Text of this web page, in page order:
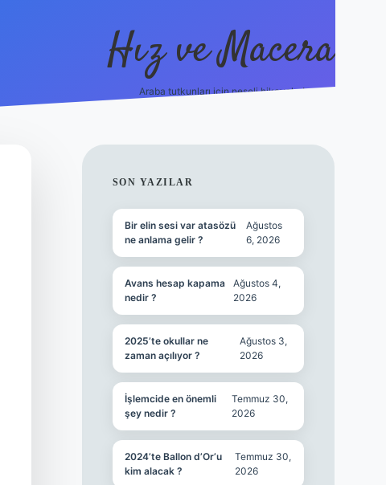
Hız ve Macera
Araba tutkunları için neşeli hikayeler!
SIDEBAR
SON YAZILAR
Bir elin sesi var atasözü
ne anlama gelir ?
Ağustos
6, 2026
Avans hesap kapama
nedir ?
Ağustos 4,
2026
2025’te okullar ne
zaman açılıyor ?
Ağustos 3,
2026
İşlemcide en önemli
şey nedir ?
Temmuz 30,
2026
2024’te Ballon d’Or’u
kim alacak ?
Temmuz 30,
2026
tulipbet.online